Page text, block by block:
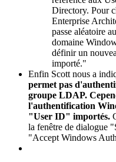
Directory. Pour
Enterprise
passe aléatoire
domaine
définir un
importé."
Enfin Scott nous a
permet pas
groupe LDAP.
l'authentification
"User ID" importés.
la fenêtre de dialogue "
"Accept Windows